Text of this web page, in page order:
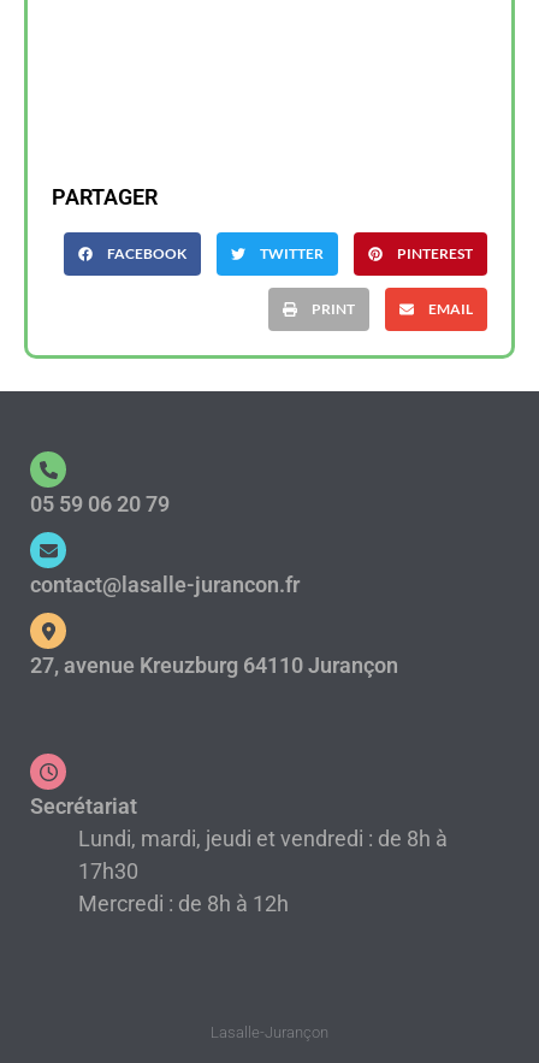
PARTAGER
FACEBOOK TWITTER PINTEREST
PRINT EMAIL
05 59 06 20 79
contact@lasalle-jurancon.fr
27, avenue Kreuzburg 64110 Jurançon
Secrétariat
Lundi, mardi, jeudi et vendredi : de 8h à
17h30
Mercredi : de 8h à 12h
Lasalle-Jurançon